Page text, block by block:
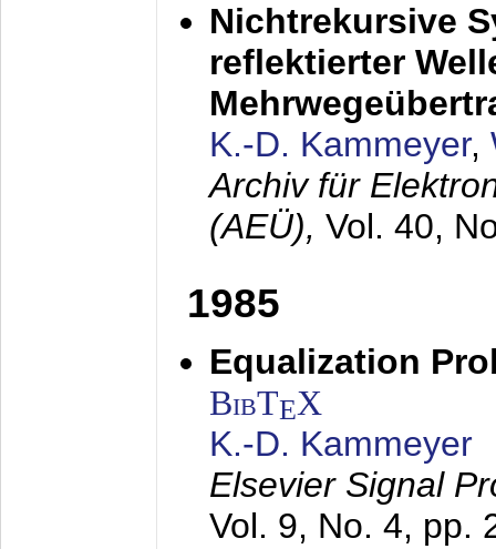
Nichtrekursive
reflektierter
K.-D. Kammeyer,
Archiv für
(AEÜ), Vol. 40,
1985
Equalization
BibTEX
K.-D. Kammeyer
Elsevier Signal
Vol. 9, No. 4, pp.